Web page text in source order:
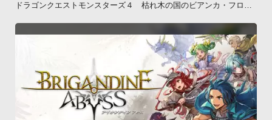
ドラゴンクエストモンスターズ４ 枯れ木の国のビアンカ・フロー